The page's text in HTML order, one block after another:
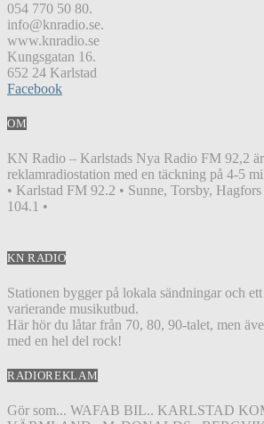
054 770 50 80.
info@knradio.se.
www.knradio.se
Kungsgatan 16.
652 24 Karlstad
Facebook
OM
KN Radio – Karlstads Nya Radio FM 92,2
reklamradiostation med en täckning på 4-5
• Karlstad FM 92.2 • Sunne, Torsby,
104.1 •
KN RADIO
Stationen bygger på lokala sändningar och
varierande musikutbud.
Här hör du låtar från 70, 80, 90-talet, men
med en hel del rock!
RADIOREKLAM
Gör som... WAFAB BIL.. KARLSTAD